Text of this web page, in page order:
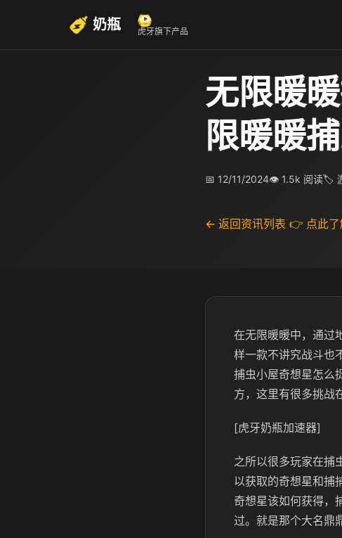
奶瓶 虎牙旗下产品
无限暖
限暖暖
📅 12/11/2024👁 1.5k 阅读🏷
← 返回资讯列表 👉 点此了
在无限暖暖中，通过
样一款不讲究战斗也
捕虫小屋奇想星怎么
方，这里有很多挑战
[虎牙奶瓶加速器]
之所以很多玩家在捕
以获取的奇想星和捕
奇想星该如何获得，
过。就是那个大名鼎